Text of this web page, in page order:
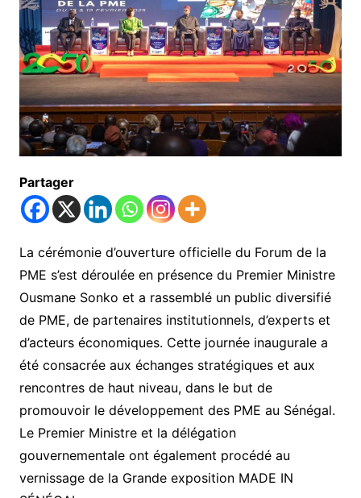
Partager
La cérémonie d’ouverture officielle du Forum de la
PME s’est déroulée en présence du Premier Ministre
Ousmane Sonko et a rassemblé un public diversifié
de PME, de partenaires institutionnels, d’experts et
d’acteurs économiques. Cette journée inaugurale a
été consacrée aux échanges stratégiques et aux
rencontres de haut niveau, dans le but de
promouvoir le développement des PME au Sénégal.
Le Premier Ministre et la délégation
gouvernementale ont également procédé au
vernissage de la Grande exposition MADE IN